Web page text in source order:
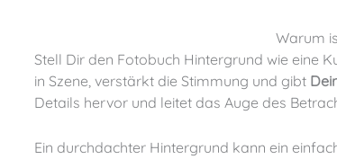
Warum
Stell Dir den Fotobuch Hintergrund wie eine Kulisse vor, vor der Deine Bilder platziert werden. Er setzt Deine Bilder optimal
in Szene, verstärkt die Stimmung und gibt
Details hervor und leitet das Auge des
Ein durchdachter Hintergrund kann ein